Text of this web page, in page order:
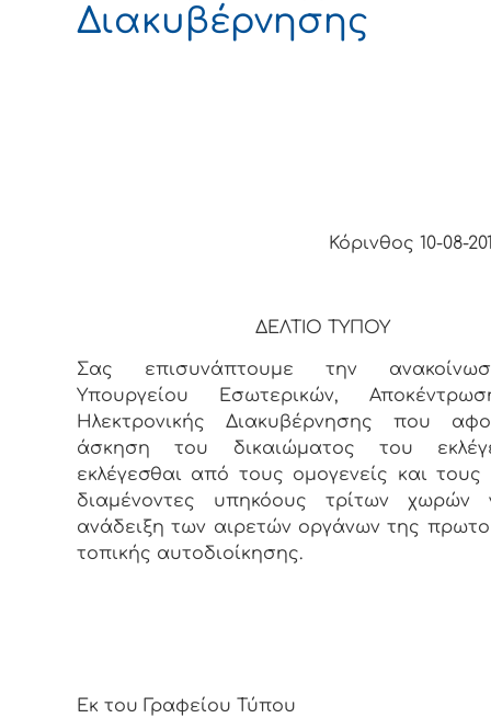
Διακυβέρνησης
Κόρινθος 10-08-
ΔΕΛΤΙΟ ΤΥΠΟΥ
Σας επισυνάπτουμε την
Υπουργείου Εσωτερικών,
Ηλεκτρονικής Διακυβέρνησης που
άσκηση του δικαιώματος του
εκλέγεσθαι από τους ομογενείς και τους
διαμένοντες υπηκόους τρίτων χωρών
ανάδειξη των αιρετών οργάνων της
τοπικής αυτοδιοίκησης.
Εκ του Γραφείου Τύπου